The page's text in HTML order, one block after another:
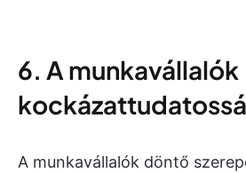
6. A munkavállalók
A munkavállalók döntő